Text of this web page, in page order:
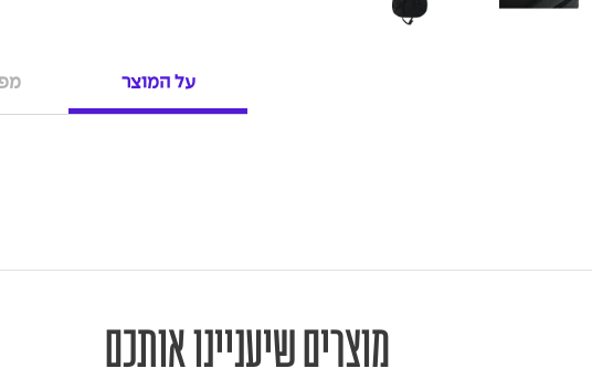
על המוצר
מוצרים שיעניינו אותכם